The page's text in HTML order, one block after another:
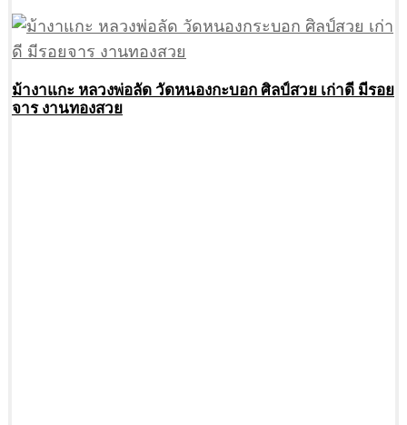
ม้างาแกะ หลวงพ่อลัด วัดหนองกะบอก ศิลป์สวย เก่าดี มีรอย
จาร งานทองสวย